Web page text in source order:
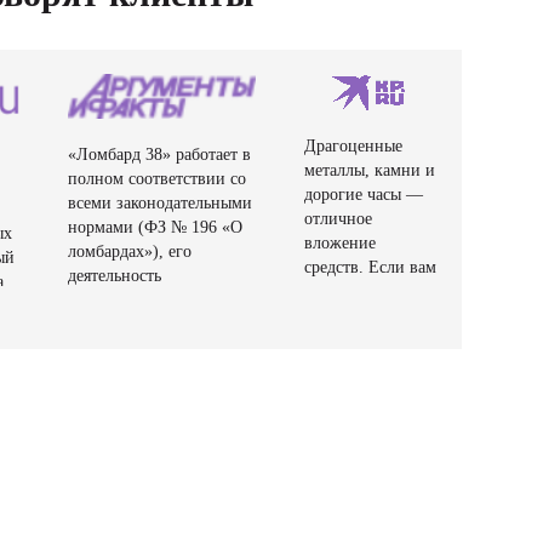
«Ломбард 38» работает в
полном соответствии со
всеми законодательными
нормами (ФЗ № 196 «О
ломбардах»), его
деятельность
Драгоценные
металлы, камни и
дорогие часы —
отличное
вложение
средств. Если вам